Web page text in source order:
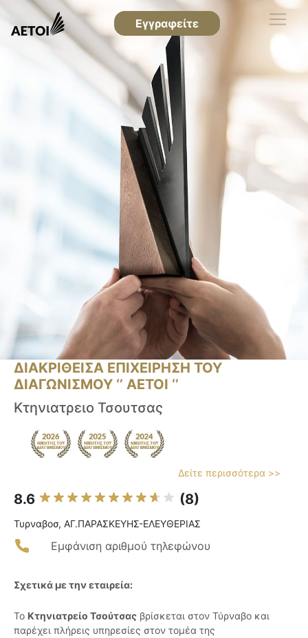
Εγγραφείτε
ΔΙΑΚΡΙΘΕΙΣΑ ΕΠΙΧΕΙΡΗΣΗ ΤΟΥ
ΔΙΑΓΩΝΙΣΜΟΥ ‘’ ΑΕΤΟΙ ‘’
Κτηνιατρειο Τσουτσας
Δείτε περισσότερα >>
8.6 (8)
Τυρναβοσ, ΑΓ.ΠΑΡΑΣΚΕΥΗΣ-ΕΛΕΥΘΕΡΙΑΣ
Εμφάνιση αριθμού τηλεφώνου
Σχετικά με την εταιρεία:
Το Κτηνιατρείο Τσούτσας βρίσκεται στον Τύρναβο και
παρέχει πλήρεις υπηρεσίες στον τομέα της